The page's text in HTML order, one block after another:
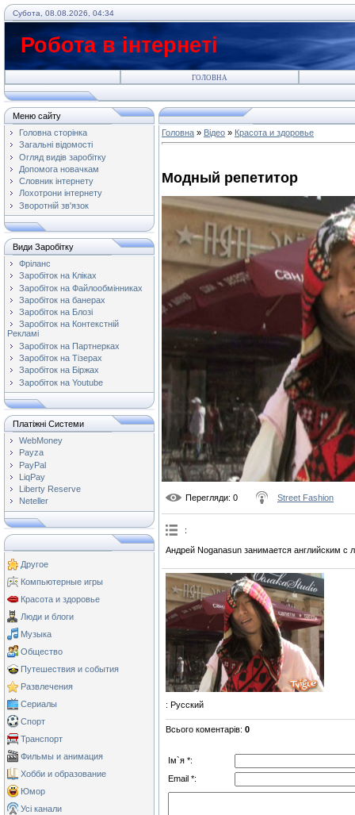
Субота, 08.08.2026, 04:34
Робота в інтернеті
ГОЛОВНА
Меню сайту
Головна сторінка
Загальні відомості
Огляд видів заробітку
Допомога новачкам
Словник інтернету
Лохотрони інтернету
Зворотній зв'язок
Види Заробітку
Фріланс
Заробіток на Кліках
Заробіток на Файлообмінниках
Заробіток на банерах
Заробіток на Блозі
Заробіток на Контекстній
Рекламі
Заробіток на Партнерках
Заробіток на Тізерах
Заробіток на Біржах
Заробіток на Youtube
Платіжні Системи
WebMoney
Payza
PayPal
LiqPay
Liberty Reserve
Neteller
Другое
Компьютерные игры
Красота и здоровье
Люди и блоги
Музыка
Общество
Путешествия и события
Развлечения
Сериалы
Спорт
Транспорт
Фильмы и анимация
Хобби и образование
Юмор
Усі канали
Головна » Відео » Красота и здоровье
Модный репетитор
Перегляди: 0 Street Fashion
:
Андрей Noganasun занимается английским
: Русский
Всього коментарів: 0
Ім`я *:
Email *: